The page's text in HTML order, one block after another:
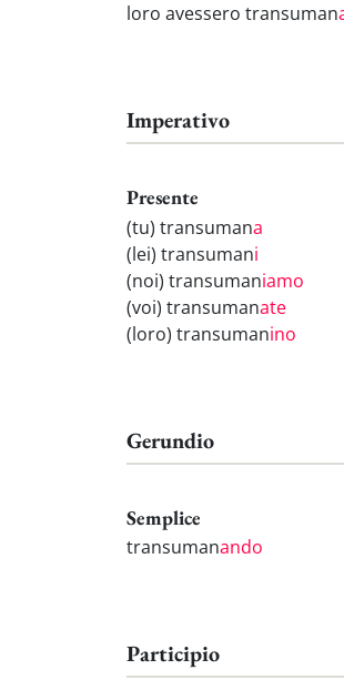
loro avessero transuman
Imperativo
Presente
(tu) transumana
(lei) transumani
(noi) transumaniamo
(voi) transumanate
(loro) transumanino
Gerundio
Semplice
transumanando
Participio